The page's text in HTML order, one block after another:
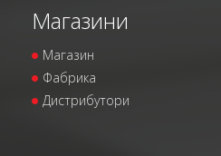
Магазини
Магазин
Фабрика
Дистрибутори